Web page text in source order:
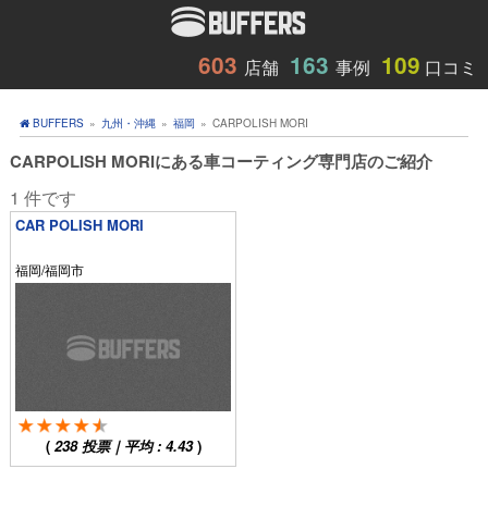
603 店舗 163 事例 109 口コミ
BUFFERS » 九州・沖縄 » 福岡 » CARPOLISH MORI
CARPOLISH MORIにある車コーティング専門店のご紹介
1 件です
CAR POLISH MORI
福岡/福岡市
( 238投票｜平均 : 4.43)